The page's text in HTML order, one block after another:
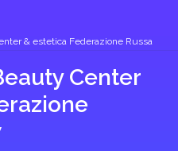
& estetica Federazione Russa
Center